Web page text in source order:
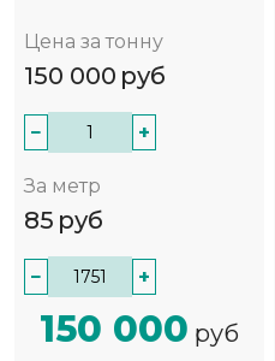
Цена за тонну
150 000 руб
− +
За метр
85 руб
− +
150 000 руб